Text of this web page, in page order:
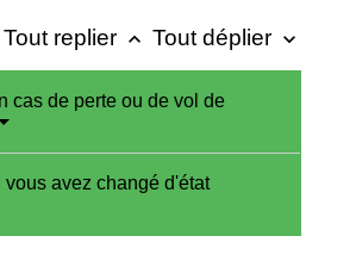
Tout replier keyboard_arrow_up Tout déplier keyboard_arrow_down
cas de perte ou de vol de
avez changé d'état